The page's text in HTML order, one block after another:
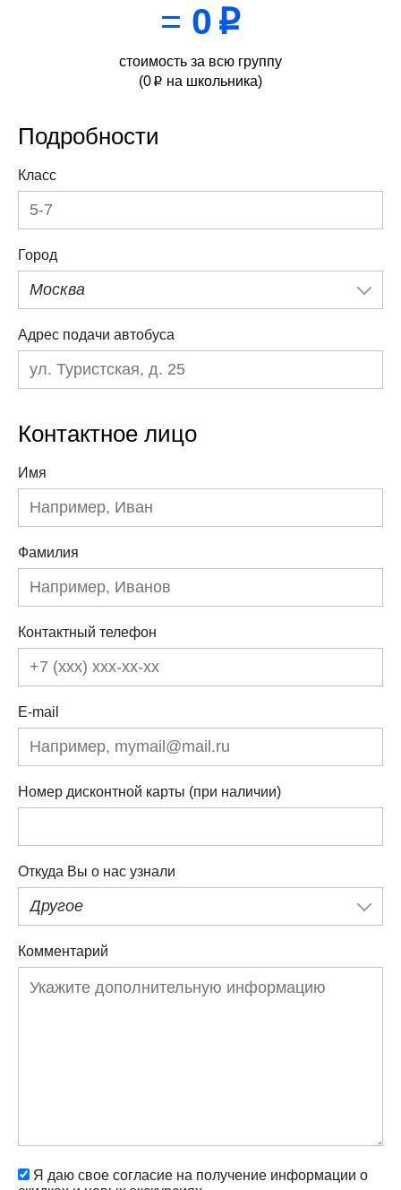
= 0 p
стоимость за всю группу
(0 p на школьника)
Подробности
Класс
Город
Москва
Адрес подачи автобуса
Контактное лицо
Имя
Фамилия
Контактный телефон
E-mail
Номер дисконтной карты (при наличии)
Откуда Вы о нас узнали
Другое
Комментарий
Я даю свое согласие на получение информации о